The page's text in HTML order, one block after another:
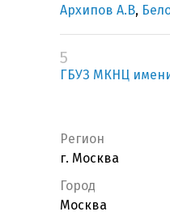
Архипов А.В,
5
ГБУЗ МКНЦ
Регион
г. Москва
Город
Москва